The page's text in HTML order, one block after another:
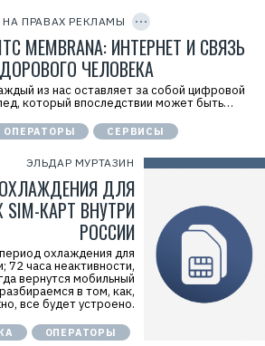
НА ПРАВАХ РЕКЛАМЫ
о
д
а
т
е
л
ь
П
А
О
«
Н
Н
Y
I
D
MEMBRANA: ИНТЕРНЕТ И СВЯЗЬ
ЧЕЛОВЕКА
из нас оставляет за собой цифровой
который впоследствии может быть…
ОПЕРАТОРЫ СЕРВИСЫ
ЭЛЬДАР МУРТАЗИН
ДЛЯ
КАРТ ВНУТРИ
РОССИИ
охлаждения для
72 часа неактивности,
вернутся мобильный
в том, как,
все будет устроено.
ОПЕРАТОРЫ